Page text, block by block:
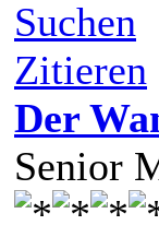
Suchen
Zitieren
Der
Senior